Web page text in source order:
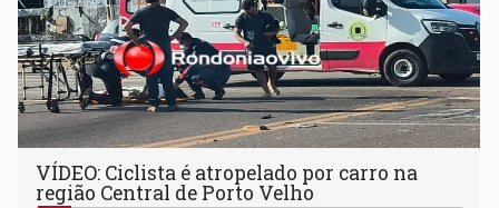
VÍDEO: Ciclista é atropelado por carro na
região Central de Porto Velho